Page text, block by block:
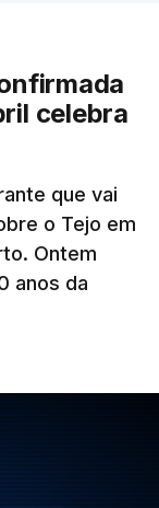
celebra
que vai
o Tejo em
Ontem
anos da